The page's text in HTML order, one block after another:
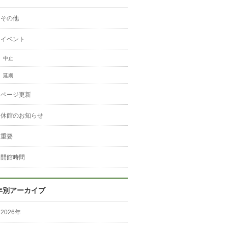
その他
イベント
中止
延期
ページ更新
休館のお知らせ
重要
開館時間
別アーカイブ
2026年